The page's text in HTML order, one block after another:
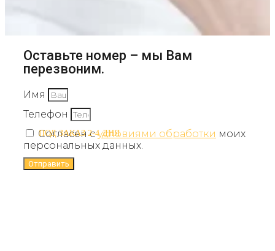
ПОД ЗАКАЗ 2-4 ДНЯ
Оставьте номер – мы Вам
перезвоним.
Имя
Телефон
Согласен сусловиями обработки моих
персональных данных.
Отправить